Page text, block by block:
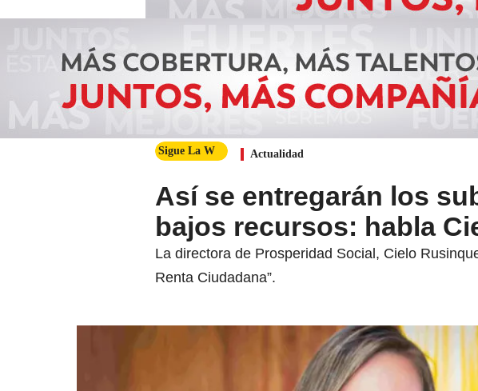
Sigue La W Actualidad
Así se entregarán los
bajos recursos: habla
La directora de Prosperidad Social, Cielo
Renta Ciudadana”.